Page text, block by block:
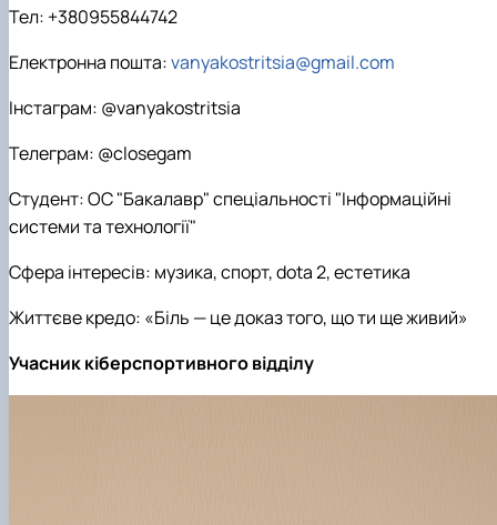
Тел: +380955844742
Електронна пошта:vanyakostritsia@gmail.com
Інстаграм: @vanyakostritsia
Телеграм: @closegam
Студент: ОС "Бакалавр" спеціальності "Інформаційні
системи та технології"
Сфера інтересів: музика, спорт, dota 2, естетика
Життєве кредо: «Біль — це доказ того, що ти ще живий»
Учасник кіберспортивного відділу